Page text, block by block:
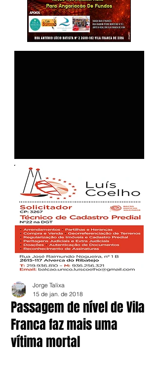
Passagem de nível de Vila
Franca faz mais uma
vítima mortal
Jorge Talixa
15 de jan. de 2018